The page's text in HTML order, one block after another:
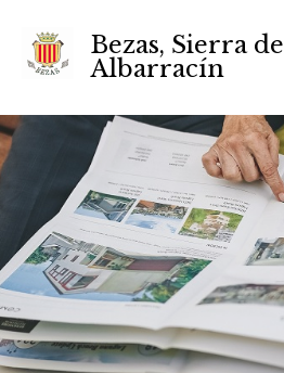
Bezas, Sierra de
Albarracín